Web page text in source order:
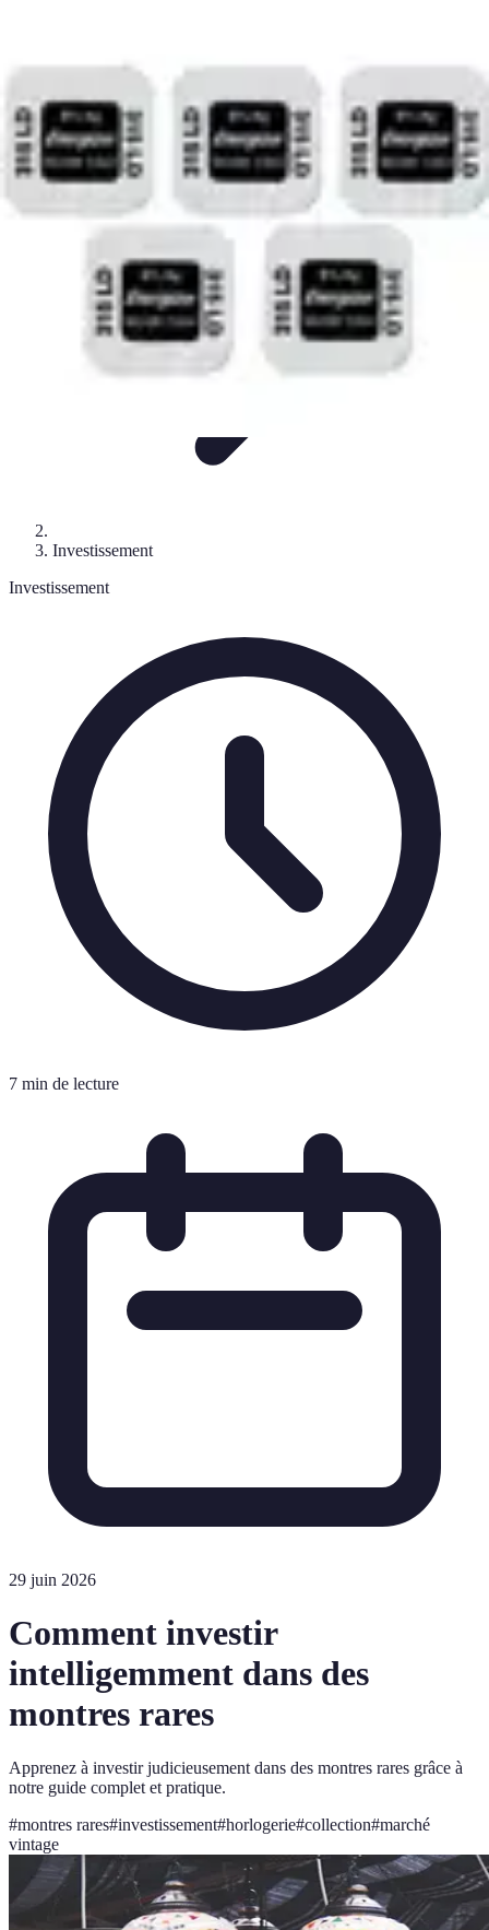
Montres Rares Collection
Investissement
Investissement
7 min de lecture
29 juin 2026
Comment investir
intelligemment dans des
montres rares
Apprenez à investir judicieusement dans des montres rares grâce à
notre guide complet et pratique.
#montres rares#investissement#horlogerie#collection#marché
vintage